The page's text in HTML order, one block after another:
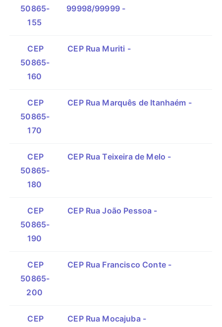
50865-
155
99998/99999 -
CEP
50865-
160
CEP Rua Muriti -
CEP
50865-
170
CEP Rua Marquês de Itanhaém -
CEP
50865-
180
CEP Rua Teixeira de Melo -
CEP
50865-
190
CEP Rua João Pessoa -
CEP
50865-
200
CEP Rua Francisco Conte -
CEP
CEP Rua Mocajuba -